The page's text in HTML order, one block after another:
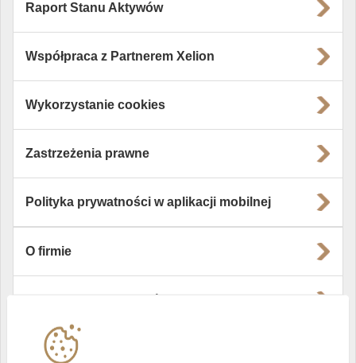
Raport Stanu Aktywów
Współpraca z Partnerem Xelion
Wykorzystanie cookies
Zastrzeżenia prawne
Polityka prywatności w aplikacji mobilnej
O firmie
Instytucje współpracujące